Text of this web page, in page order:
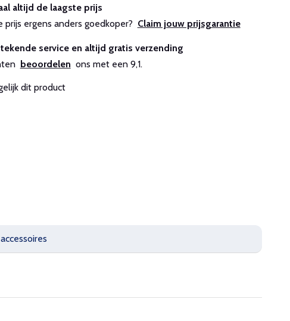
altijd de laagste prijs
prijs ergens anders goedkoper? Claim jouw prijsgarantie
service en altijd gratis verzending
beoordelen ons met een 9,1.
dit product